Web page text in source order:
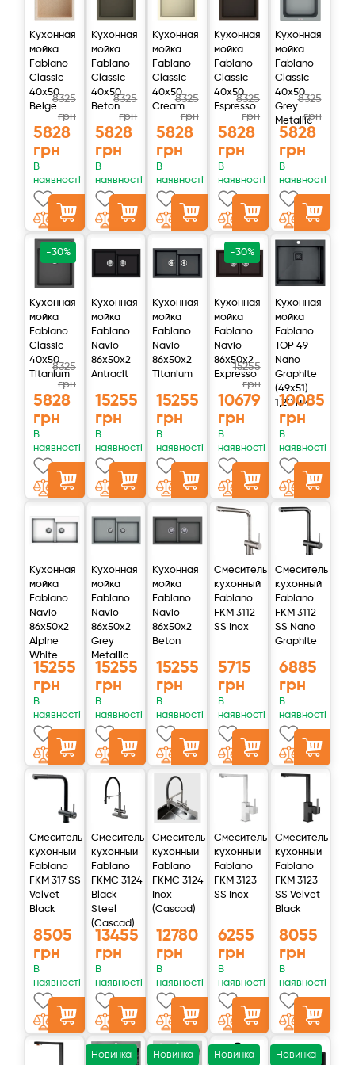
Обслуживание
Минерализатор Ecosoft для фильтров обратного осмоса
предназначен для доочистки только холодной
водопроводной воды.
Для получения чистой питьевой воды абсолютного
качества рекомендуется менять угольный минерализатор 1
раз в 6 месяцев, независимо от объема пропущенной воды.
Кухонная
мойка
Fabiano
Classic
40x50
Beige
8325
грн
5828
грн
В
наявності
Кухонная
мойка
Fabiano
Classic
40x50
Beton
8325
грн
5828
грн
В
наявності
Кухонная
мойка
Fabiano
Classic
40x50
Cream
8325
грн
5828
грн
В
наявності
Кухонная
мойка
Fabiano
Classic
40x50
Espresso
8325
грн
5828
грн
В
наявності
Кухонная
мойка
Fabiano
Classic
40x50
Grey
Metallic
8325
грн
5828
грн
В
наявності
-30%
Кухонная
мойка
Fabiano
Classic
40x50
Titanium
8325
грн
5828
грн
В
наявності
Кухонная
мойка
Fabiano
Navio
86x50x2
Antracit
15255
грн
В
наявності
Кухонная
мойка
Fabiano
Navio
86x50x2
Titanium
15255
грн
В
наявності
-30%
Кухонная
мойка
Fabiano
Navio
86x50x2
Expresso
15255
грн
10679
грн
В
наявності
Кухонная
мойка
Fabiano
TOP 49
Nano
Graphite
(49x51)
1,20 мм
10085
грн
В
наявності
Кухонная
мойка
Fabiano
Navio
86x50x2
Alpine
White
15255
грн
В
наявності
Кухонная
мойка
Fabiano
Navio
86x50x2
Grey
Metallic
15255
грн
В
наявності
Кухонная
мойка
Fabiano
Navio
86x50x2
Beton
15255
грн
В
наявності
Смеситель
кухонный
Fabiano
FKM 3112
SS Inox
5715
грн
В
наявності
Смеситель
кухонный
Fabiano
FKM 3112
SS Nano
Graphite
6885
грн
В
наявності
Смеситель
кухонный
Fabiano
FKM 317 SS
Velvet
Black
8505
грн
В
наявності
Смеситель
кухонный
Fabiano
FKMC 3124
Black
Steel
(Cascad)
13455
грн
В
наявності
Смеситель
кухонный
Fabiano
FKMC 3124
Inox
(Cascad)
12780
грн
В
наявності
Смеситель
кухонный
Fabiano
FKM 3123
SS Inox
6255
грн
В
наявності
Смеситель
кухонный
Fabiano
FKM 3123
SS Velvet
Black
8055
грн
В
наявності
Новинка Новинка Новинка Новинка